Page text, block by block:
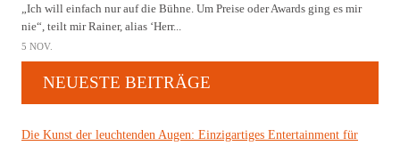
„Ich will einfach nur auf die Bühne. Um Preise oder Awards ging es mir
nie“, teilt mir Rainer, alias ‘Herr...
5 NOV.
NEUESTE BEITRÄGE
Die Kunst der leuchtenden Augen: Einzigartiges Entertainment für